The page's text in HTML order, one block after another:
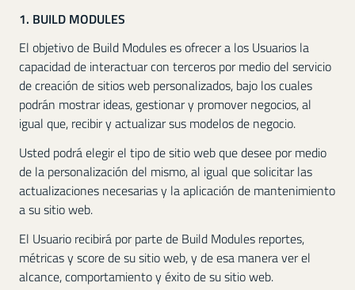
1. BUILD MODULES
El objetivo de Build Modules es ofrecer a los Usuarios la
capacidad de interactuar con terceros por medio del servicio
de creación de sitios web personalizados, bajo los cuales
podrán mostrar ideas, gestionar y promover negocios, al
igual que, recibir y actualizar sus modelos de negocio.
Usted podrá elegir el tipo de sitio web que desee por medio
de la personalización del mismo, al igual que solicitar las
actualizaciones necesarias y la aplicación de mantenimiento
a su sitio web.
El Usuario recibirá por parte de Build Modules reportes,
métricas y score de su sitio web, y de esa manera ver el
alcance, comportamiento y éxito de su sitio web.